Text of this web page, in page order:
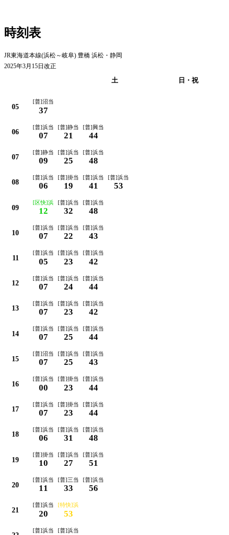
時刻表
JR東海道本線(浜松～岐阜) 豊橋 浜松・静岡
2025年3月15日改正
土 日・祝
05
[普]沼当
37
06
[普]浜当
07
[普]静当
21
[普]興当
44
07
[普]静当
09
[普]浜当
25
[普]浜当
48
08
[普]浜当
06
[普]掛当
19
[普]浜当
41
[普]浜当
53
09
[区快]浜
12
[普]浜当
32
[普]浜当
48
10
[普]浜当
07
[普]浜当
22
[普]浜当
43
11
[普]浜当
05
[普]浜当
23
[普]浜当
42
12
[普]浜当
07
[普]浜当
24
[普]浜当
44
13
[普]浜当
07
[普]浜当
23
[普]浜当
42
14
[普]浜当
07
[普]浜当
25
[普]浜当
44
15
[普]沼当
07
[普]浜当
25
[普]浜当
43
16
[普]浜当
00
[普]掛当
23
[普]浜当
44
17
[普]浜当
07
[普]掛当
23
[普]浜当
44
18
[普]浜当
06
[普]浜当
31
[普]浜当
48
19
[普]掛当
10
[普]浜当
27
[普]浜当
51
20
[普]浜当
11
[普]三当
33
[普]浜当
56
21
[普]浜当
20
[特快]浜
53
[普]浜当 [普]浜当